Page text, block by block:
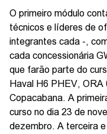
O primeiro módulo
técnicos e líderes de
integrantes cada -,
cada concessionária
que farão parte do
Haval H6 PHEV, ORA
Copacabana. A
curso no dia 23 de
dezembro. A terceira